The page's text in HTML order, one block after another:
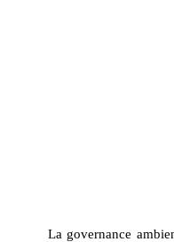
La governance